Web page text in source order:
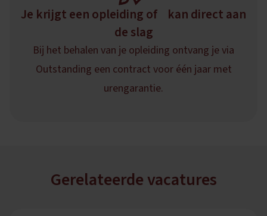
Je krijgt een opleiding of kan direct aan
de slag
Bij het behalen van je opleiding ontvang je via
Outstanding een contract voor één jaar met
urengarantie.
Gerelateerde vacatures